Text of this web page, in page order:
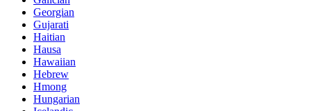
Georgian
Gujarati
Haitian
Hausa
Hawaiian
Hebrew
Hmong
Hungarian